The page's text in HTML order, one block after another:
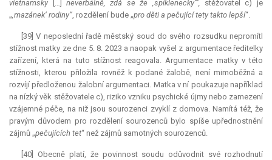
vietnamsky
[…] neverbálně, zdá se že ‚spiklenecky‘“, stěžovatel c)
je
„‚mazánek‘ rodiny“, rozdělení bude „pro děti a pečující tety takto lepší“.
[39] V neposlední řadě městský soud do svého rozsudku nepromítl
stížnost matky ze dne 5. 8. 2023 a naopak vyšel z argumentace ředitelky
zařízení, která na tuto stížnost reagovala. Argumentace matky v této
stížnosti, kterou přiložila rovněž k podané žalobě, není mimoběžná a
rozvíjí předloženou žalobní argumentaci. Matka v ní poukazuje například
na nízký věk stěžovatele c), riziko vzniku psychické újmy nebo zamezení
vzájemné péče, na niž jsou sourozenci zvyklí z domova. Namítá též, že
pravým důvodem pro rozdělení sourozenců bylo spíše upřednostnění
zájmů „pečujících tet“ než zájmů samotných sourozenců.
[40] Obecně platí, že povinnost soudu odůvodnit své rozhodnutí